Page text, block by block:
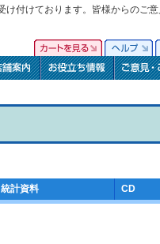
付けております。皆様からのご意
計資料 CD